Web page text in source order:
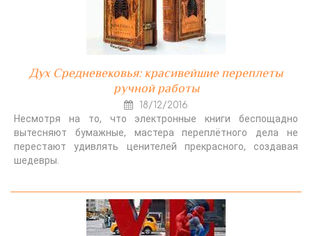
Дух Средневековья: красивейшие переплеты
ручной работы
18/12/2016
Несмотря на то, что электронные книги беспощадно
вытесняют бумажные, мастера переплётного дела не
перестают удивлять ценителей прекрасного, создавая
шедевры.